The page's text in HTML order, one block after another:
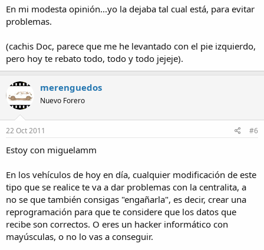
1- Disminuye la contaminación
2- Prolonga la vida del DPF (porque debe "atrapar" menos partículas
3- Se refrigera el sistema de válvulas y
temperatura de combustión de la misma, con lo que el
autoencendido del diésel (y su cascabeleo) disminuye
Hasta aquí... todo bien.
Entonces... cuál es el problema.
Según he estado mirando... varios. Por empezar, se "reintroducen"
al sistema de admisión, gases ya quemados, con lo que, con el
tiempo, se acumula carbonilla y diésel ya quemado, en las paredes
del colector de admisión, válvulas de admisión y cámara de
combustión. Por otra parte, la "calidad del aire" que regresa por las
válvulas EGR, es muy inferior a la que ingresa sin ellas (totalmente
limpio y calentito
), por lo que la combustión que se produce, es
menos potente e incompleta, lo que produciría un aumento del
consumo de combustible.
Casi nada, no?
Cabe aclarar, que este sistema, solo funciona en regímenes de
motor bajos o medios, porque con el motor a pleno rendimiento, el
sistema se anula, permitiendo la entrada de "aire limpio" para
En mi modesta opinión...yo la dejaba tal cual está, para evitar
problemas.
(cachis Doc, parece que me he levantado con el pie izquierdo,
pero hoy te rebato todo, todo y todo jejeje).
merenguedos
Nuevo Forero
22 Oct 2011 #6
Estoy con miguelamm
En los vehículos de hoy en día, cualquier modificación de este
tipo que se realice te va a dar problemas con la centralita, a
no se que también consigas "engañarla", es decir, crear una
reprogramación para que te considere que los datos que
recibe son correctos. O eres un hacker informático con
mayúsculas, o no lo vas a conseguir.